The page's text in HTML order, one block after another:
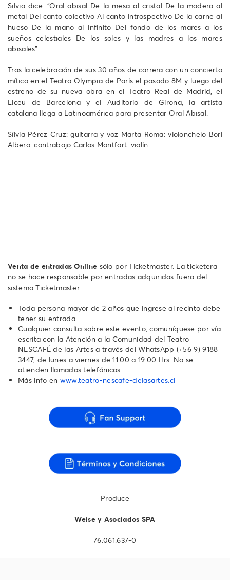
Silvia dice: “Oral abisal De la mesa al cristal De la madera al
metal Del canto colectivo Al canto introspectivo De la carne al
hueso De la mano al infinito Del fondo de los mares a los
sueños celestiales De los soles y las madres a los mares
abisales"
Tras la celebración de sus 30 años de carrera con un concierto
mítico en el Teatro Olympia de París el pasado 8M y luego del
estreno de su nueva obra en el Teatro Real de Madrid, el
Liceu de Barcelona y el Auditorio de Girona, la artista
catalana llega a Latinoamérica para presentar Oral Abisal.
Sílvia Pérez Cruz: guitarra y voz Marta Roma: violonchelo Bori
Albero: contrabajo Carlos Montfort: violín
Venta de entradas Online sólo por Ticketmaster. La ticketera
no se hace responsable por entradas adquiridas fuera del
sistema Ticketmaster.
Toda persona mayor de 2 años que ingrese al recinto debe
tener su entrada.
Cualquier consulta sobre este evento, comuníquese por vía
escrita con la Atención a la Comunidad del Teatro
NESCAFÉ de las Artes a través del WhatsApp ‪(+56 9) 9188
3447‬, de lunes a viernes de 11:00 a 19:00 Hrs. No se
atienden llamados telefónicos.‬‬‬‬‬‬
Más info en www.teatro-nescafe-delasartes.cl
Produce
Weise y Asociados SPA
76.061.637-0